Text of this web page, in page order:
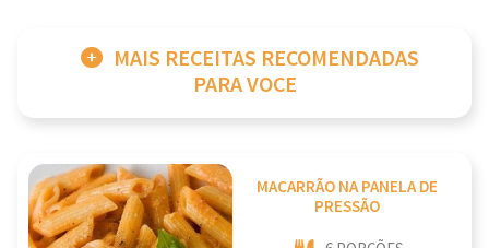
MAIS RECEITAS RECOMENDADAS
PARA VOCE
MACARRÃO NA PANELA DE
PRESSÃO